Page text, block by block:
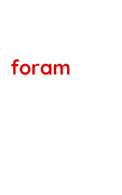
foram